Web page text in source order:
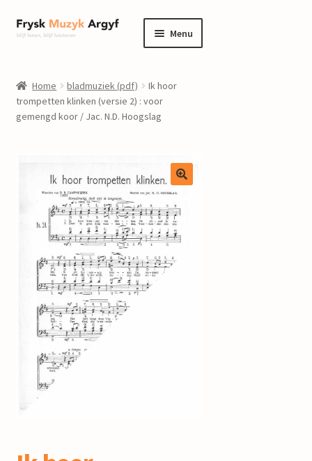
Ga
door
navigatie
Ga
naar
inhoud
Menu
informatie
Componisten
contact
mijn account
Home bladmuziek (pdf)
Ik hoor
trompetten klinken (versie 2) : voor
gemengd koor / Jac. N.D. Hoogslag